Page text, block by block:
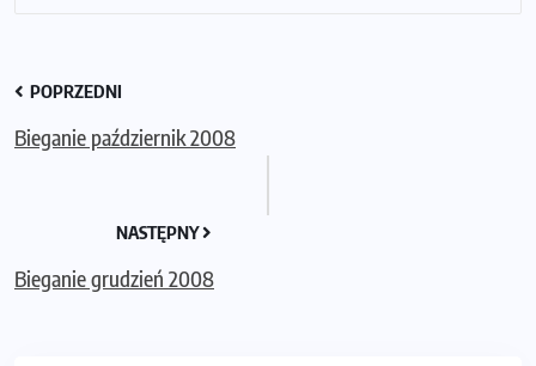
POPRZEDNI
Bieganie październik 2008
NASTĘPNY
Bieganie grudzień 2008